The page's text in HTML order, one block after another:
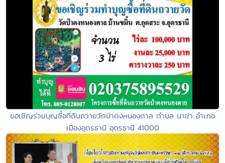
ขอเชิญร่วมบุญซื้อที่ดินถวายวัดป่าดงหนองตาล ตำบล นาข่า อำเภอ
เมืองอุดรธานี อุดรธานี 41000